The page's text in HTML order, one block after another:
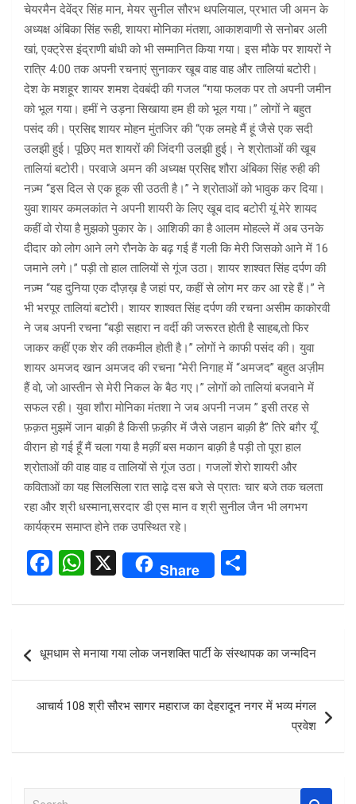
चेयरमैन देवेंद्र सिंह मान, मेयर सुनील सौरभ थपलियाल, प्रभात जी अमन के
अध्यक्ष अंबिका सिंह रूही, शायरा मोनिका मंतशा, आकाशवाणी से सनोबर अली
खां, एक्ट्रेस इंद्राणी बांधी को भी सम्मानित किया गया। इस मौके पर शायरों ने
रात्रि 4:00 तक अपनी रचनाएं सुनाकर खूब वाह वाह और तालियां बटोरी।
देश के मशहूर शायर शमश देवबंदी की गजल “गया फलक पर तो अपनी जमीन
को भूल गया। हमीं ने उड़ना सिखाया हम ही को भूल गया।” लोगों ने बहुत
पसंद की। प्रसिद्द शायर मोहन मुंतजिर की “एक लमहे मैं हूं जैसे एक सदी
उलझी हुई। पूछिए मत शायरों की जिंदगी उलझी हुई। ने श्रोताओं की खूब
तालियां बटोरी। परवाजे अमन की अध्यक्ष प्रसिद्द शौरा अंबिका सिंह रुही की
नज़्म “इस दिल से एक हूक सी उठती है।” ने श्रोताओं को भावुक कर दिया।
युवा शायर कमलकांत ने अपनी शायरी के लिए खूब दाद बटोरी यूं मेरे शायद
कहीं वो रोया है मुझको पुकार के। आशिकी का है आलम मोहल्ले में अब उनके
दीदार को लोग आने लगे रौनके के बढ़ गई हैं गली कि मेरी जिसको आने में 16
जमाने लगे।” पड़ी तो हाल तालियों से गूंज उठा। शायर शाश्वत सिंह दर्पण की
नज़्म “यह दुनिया एक दौज़ख़ है जहां पर, कहीं से लोग मर कर आ रहे हैं।” ने
भी भरपूर तालियां बटोरी। शायर शाश्वत सिंह दर्पण की रचना असीम काकोरवी
ने जब अपनी रचना “बड़ी सहारा न वर्दी की जरूरत होती है साहब,तो फिर
जाकर कहीं एक शेर की तकमील होती है।” लोगों ने काफी पसंद की। युवा
शायर अमजद खान अमजद की रचना “मेरी निगाह में “अमजद” बहुत अज़ीम
हैं वो, जो आस्तीन से मेरी निकल के बैठ गए।” लोगों को तालियां बजवाने में
सफल रही। युवा शौरा मोनिका मंतशा ने जब अपनी नजम ” इसी तरह से
फ़क़त मुझमें जान बाक़ी है किसी फ़क़ीर में जैसे जहान बाक़ी है” तिरे बग़ैर यूँ
वीरान हो गई हूँ मैं चला गया है मक़ीं बस मकान बाक़ी है पड़ी तो पूरा हाल
श्रोताओं की वाह वाह व तालियों से गूंज उठा। गजलों शेरो शायरी और
कविताओं का यह सिलसिला रात साढ़े दस बजे से प्रातः चार बजे तक चलता
रहा और श्री धस्माना,सरदार डी एस मान व श्री सुनील जैन भी लगभग
कार्यक्रम समाप्त होने तक उपस्थित रहे।
F
ce
o
o
k
W
at
A
p
p
X Share
ar
navigation
धूमधाम से मनाया गया लोक जनशक्ति पार्टी के संस्थापक का जन्मदिन
आचार्य 108 श्री सौरभ सागर महाराज का देहरादून नगर में भव्य मंगल
प्रवेश